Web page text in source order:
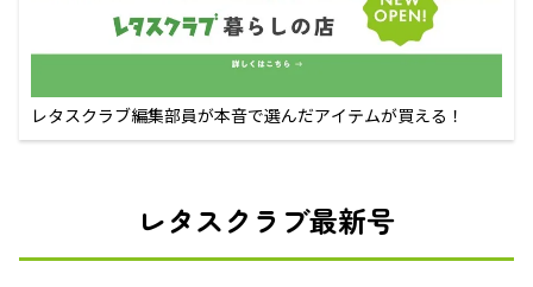
レタスクラブ編集部員が本音で選んだアイテムが買える！
レタスクラブ最新号